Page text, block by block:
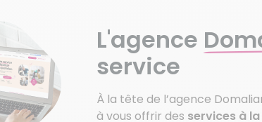
L'agence
service
À la tête de l’agence
à vous offrir des services à